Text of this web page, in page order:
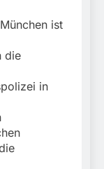
ist
die
in